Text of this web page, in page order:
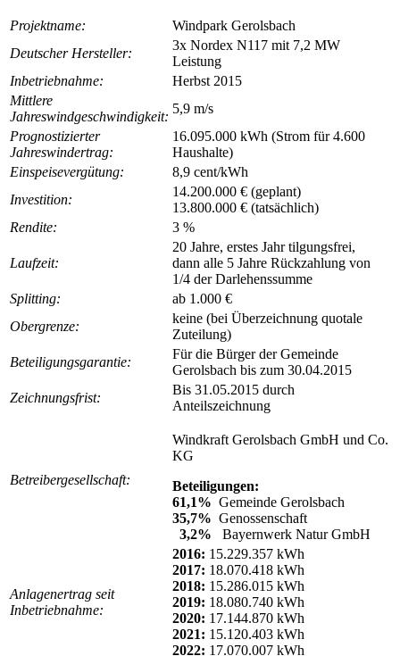
Projektname:
Windpark Gerolsbach
Deutscher Hersteller:
3x Nordex N117 mit 7,2 MW
Leistung
Inbetriebnahme:
Herbst 2015
Mittlere
Jahreswindgeschwindigkeit:
5,9 m/s
Prognostizierter
Jahreswindertrag:
16.095.000 kWh (Strom für 4.600
Haushalte)
Einspeisevergütung:
8,9 cent/kWh
Investition:
14.200.000 € (geplant)
13.800.000 € (tatsächlich)
Rendite:
3 %
Laufzeit:
20 Jahre, erstes Jahr tilgungsfrei,
dann alle 5 Jahre Rückzahlung von
1/4 der Darlehenssumme
Splitting:
ab 1.000 €
Obergrenze:
keine (bei Überzeichnung quotale
Zuteilung)
Beteiligungsgarantie:
Für die Bürger der Gemeinde
Gerolsbach bis zum 30.04.2015
Zeichnungsfrist:
Bis 31.05.2015 durch
Anteilszeichnung
Betreibergesellschaft:
Windkraft Gerolsbach GmbH und Co.
KG
Beteiligungen:
61,1% Gemeinde Gerolsbach
35,7% Genossenschaft
3,2%
Bayernwerk Natur GmbH
Anlagenertrag seit
Inbetriebnahme:
2016: 15.229.357 kWh
2017: 18.070.418 kWh
2018: 15.286.015 kWh
2019: 18.080.740 kWh
2020: 17.144.870 kWh
2021: 15.120.403 kWh
2022: 17.070.007 kWh